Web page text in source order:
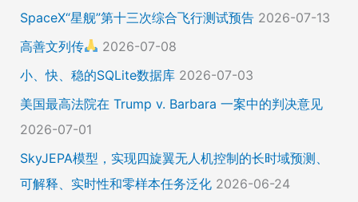
SpaceX“星舰”第十三次综合飞行测试预告 2026-07-13
高善文列传
2026-07-08
小、快、稳的SQLite数据库 2026-07-03
美国最高法院在 Trump v. Barbara 一案中的判决意见
2026-07-01
SkyJEPA模型，实现四旋翼无人机控制的长时域预测、
可解释、实时性和零样本任务泛化 2026-06-24